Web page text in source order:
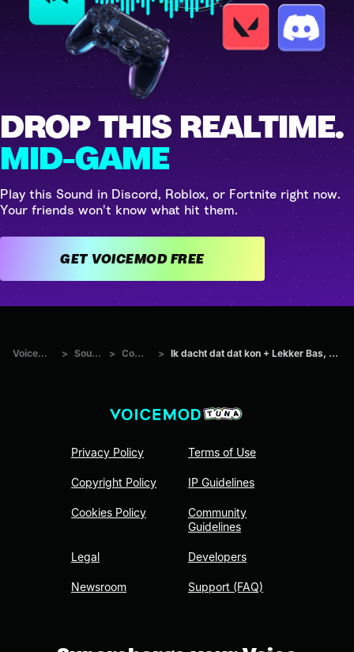
DROP THIS REALTIME.
MID-GAME
Play this Sound in Discord, Roblox, or Fortnite right now.
Your friends won't know what hit them.
GET VOICEMOD FREE
Voicemod Tuna > Sounds > Comedians > Ik dacht dat dat kon + Lekker Bas, heel de sfeer kapot
Privacy Policy
Copyright Policy
Cookies Policy
Legal
Newsroom
Terms of Use
IP Guidelines
Community
Guidelines
Developers
Support (FAQ)